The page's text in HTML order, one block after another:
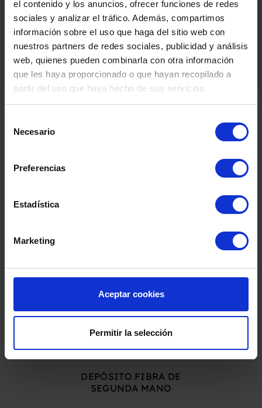
el contenido y los anuncios, ofrecer funciones de redes
sociales y analizar el tráfico. Además, compartimos
información sobre el uso que haga del sitio web con
nuestros partners de redes sociales, publicidad y análisis
web, quienes pueden combinarla con otra información
que les haya proporcionado o que hayan recopilado a
partir del uso que haya hecho de sus servicios.
Necesario
Preferencias
Estadística
Marketing
Aceptar cookies
Permitir la selección
Productos Relacionados
DEPÓSITO FIBRA DE
SEGUNDA MANO